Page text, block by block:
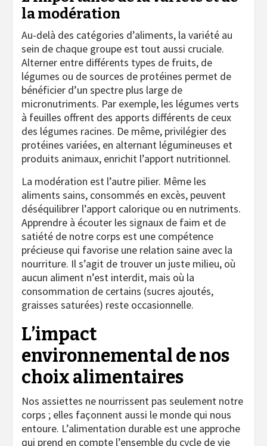
la modération
Au-delà des catégories d’aliments, la variété au
sein de chaque groupe est tout aussi cruciale.
Alterner entre différents types de fruits, de
légumes ou de sources de protéines permet de
bénéficier d’un spectre plus large de
micronutriments. Par exemple, les légumes verts
à feuilles offrent des apports différents de ceux
des légumes racines. De même, privilégier des
protéines variées, en alternant légumineuses et
produits animaux, enrichit l’apport nutritionnel.
La modération est l’autre pilier. Même les
aliments sains, consommés en excès, peuvent
déséquilibrer l’apport calorique ou en nutriments.
Apprendre à écouter les signaux de faim et de
satiété de notre corps est une compétence
précieuse qui favorise une relation saine avec la
nourriture. Il s’agit de trouver un juste milieu, où
aucun aliment n’est interdit, mais où la
consommation de certains (sucres ajoutés,
graisses saturées) reste occasionnelle.
L’impact
environnemental de nos
choix alimentaires
Nos assiettes ne nourrissent pas seulement notre
corps ; elles façonnent aussi le monde qui nous
entoure. L’alimentation durable est une approche
qui prend en compte l’ensemble du cycle de vie